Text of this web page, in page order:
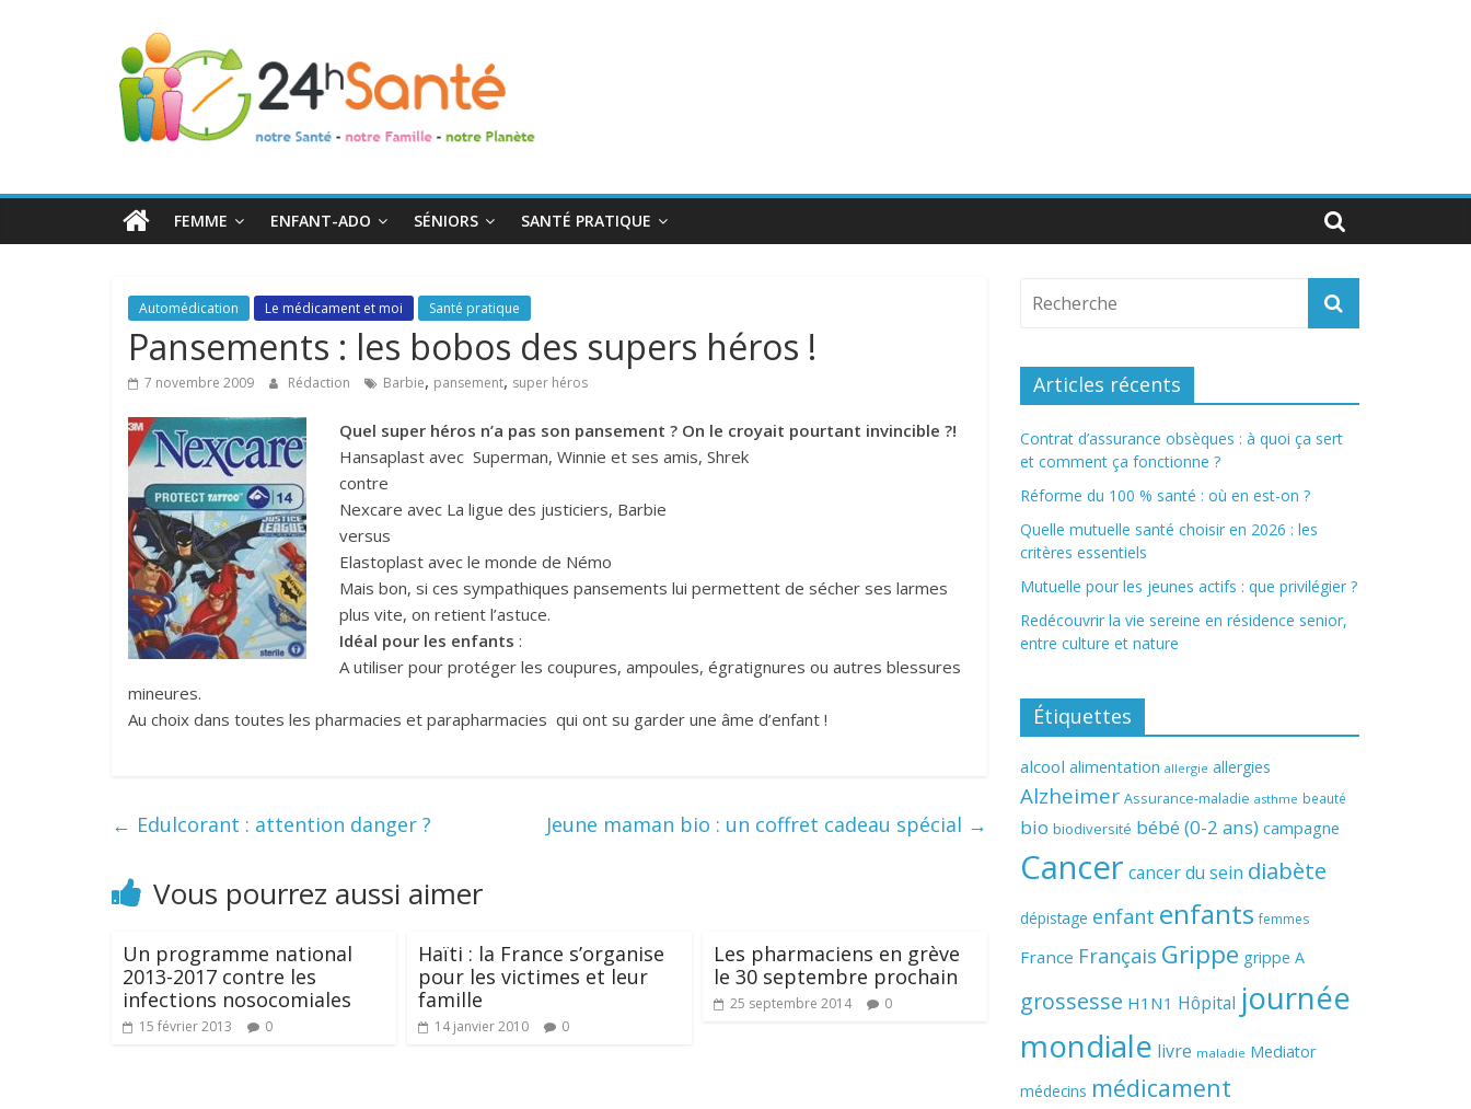
24h
Santé
toute
FEMME ENFANT-ADO SÉNIORS SANTÉ PRATIQUE
Automédication Le médicament et moi Santé pratique
Pansements : les bobos des supers héros !
7 novembre 2009 Rédaction Barbie, pansement, super héros
Quel super héros n’a pas son pansement ? On le croyait pourtant invincible ?!
Hansaplast avec Superman, Winnie et ses amis, Shrek
contre
Nexcare avec La ligue des justiciers, Barbie
versus
Elastoplast avec le monde de Némo
Mais bon, si ces sympathiques pansements lui permettent de sécher ses larmes
plus vite, on retient l’astuce.
Idéal pour les enfants :
A utiliser pour protéger les coupures, ampoules, égratignures ou autres blessures
mineures.
Au choix dans toutes les pharmacies et parapharmacies qui ont su garder une âme d’enfant !
← Edulcorant : attention danger ? Jeune maman bio : un coffret cadeau spécial →
Vous pourrez aussi aimer
Un programme national
2013-2017 contre les
infections nosocomiales
15 février 2013 0
Haïti : la France s’organise
pour les victimes et leur
famille
14 janvier 2010 0
Les pharmaciens en grève
le 30 septembre prochain
25 septembre 2014 0
Articles récents
Contrat d’assurance obsèques : à quoi ça sert
et comment ça fonctionne ?
Réforme du 100 % santé : où en est-on ?
Quelle mutuelle santé choisir en 2026 : les
critères essentiels
Mutuelle pour les jeunes actifs : que privilégier ?
Redécouvrir la vie sereine en résidence senior,
entre culture et nature
Étiquettes
alcool alimentation allergie allergies
Alzheimer Assurance-maladie asthme beauté
bio biodiversité bébé (0-2 ans) campagne
Cancer cancer du sein diabète
dépistage enfant enfants femmes
France Français Grippe grippe A
grossesse H1N1 Hôpital journée
mondiale livre maladie Mediator
médecins médicament